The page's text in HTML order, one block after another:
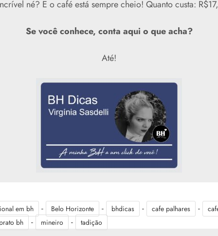
né? E o café está sempre cheio! Quanto custa:
Se você conhece, conta aqui o que acha?
Até!
em bh - Belo Horizonte - bhdicas - cafe palhares -
bh
- mineiro - tadição